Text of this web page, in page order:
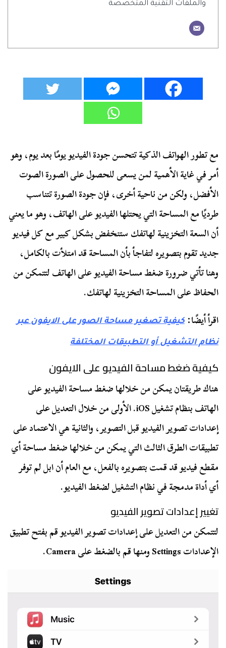
والملفات التقنية المتخصصة
مع تطور الهواتف الذكية تتحسن جودة الفيديو يومًا بعد يوم، وهو
أمر في غاية الأهمية لمن يسعى للحصول على الصورة الصوت
الأفضل، ولكن من ناحية أخرى، فإن جودة الصورة تتناسب
طرديًا مع المساحة التي يحتلها الفيديو على الهاتف، وهو ما يعني
أن السعة التخزينية لهاتفك ستنخفض بشكل كبير مع كل فيديو
جديد تقوم بتصويره لتفاجأ بأن المساحة قد امتلأت بالكامل،
وهنا تأتي ضرورة ضغط مساحة الفيديو على الهاتف لتتمكن من
الحفاظ على المساحة التخزينية لهاتفك.
اقرأ أيضًا:كيفية تصغير مساحة الصور على الايفون عبر
نظام التشغيل أو التطبيقات المختلفة
كيفية ضغط مساحة الفيديو على الايفون
هناك طريقتان يمكن من خلالها ضغط مساحة الفيديو على
الهاتف بنظام تشغيل iOS. الأولى من خلال التعديل على
إعدادات تصوير الفيديو قبل التصوير، والثانية هي الاعتماد على
تطبيقات الطرق الثالث التي يمكن من خلالها ضغط مساحة أي
مقطع فيديو قد قمت بتصويره بالفعل، مع العام أن ابل لم توفر
أي أداة مدمجة في نظام التشغيل لضغط الفيديو.
تغيير إعدادات تصوير الفيديو
لتتمكن من التعديل على إعدادات تصوير الفيديو قم بفتح تطبيق
الإعدادات Settings ومنها قم بالضغط على Camera.